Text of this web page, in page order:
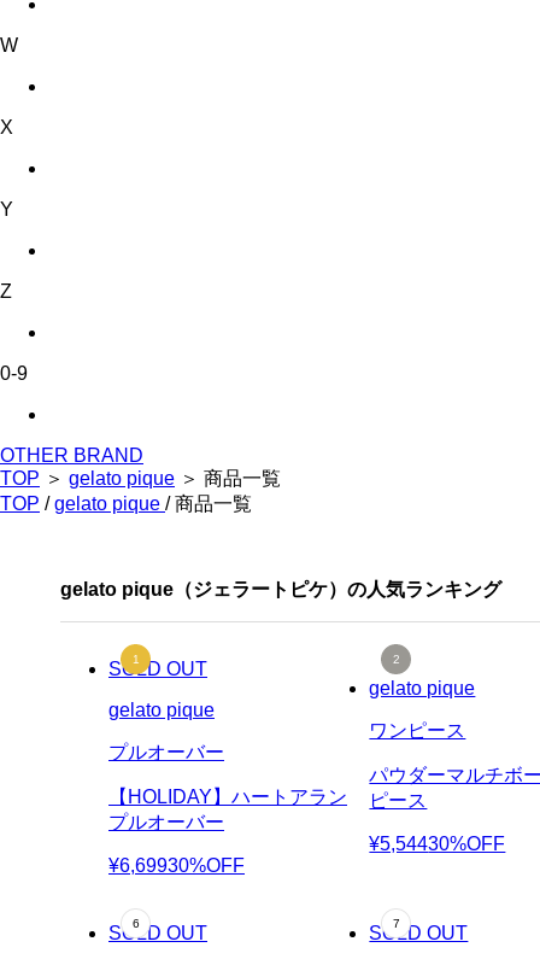
W
X
Y
Z
0-9
OTHER BRAND
TOP ＞ gelato pique ＞ 商品一覧
TOP /gelato pique / 商品一覧
gelato pique（ジェラートピケ）の人気ランキング
SOLD OUT
gelato pique
プルオーバー
【HOLIDAY】ハートアラン
プルオーバー
¥6,69930%OFF
gelato pique
ワンピース
パウダーマルチボ
ピース
¥5,54430%OFF
SOLD OUT SOLD OUT